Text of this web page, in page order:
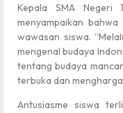
Kepala SMA Negeri
menyampaikan
wawasan siswa.
mengenal budaya
tentang budaya
terbuka dan
Antusiasme siswa